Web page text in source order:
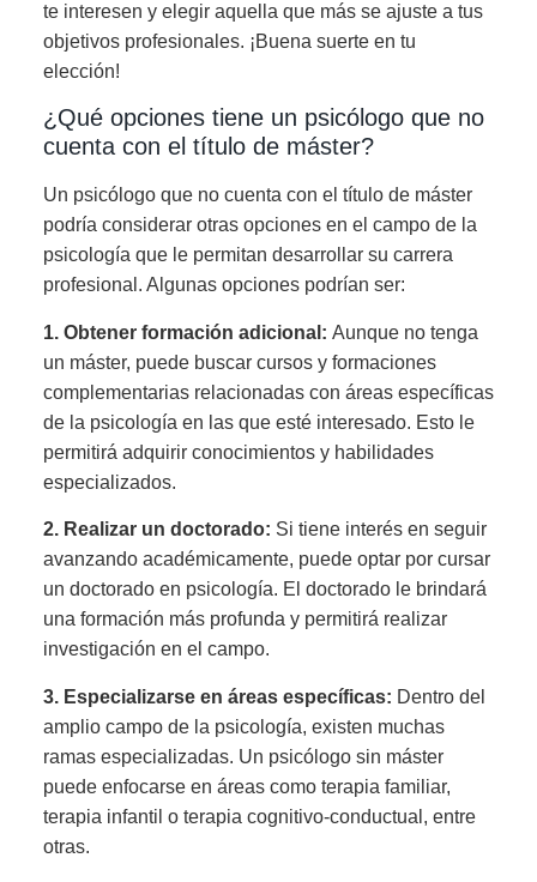
te interesen y elegir aquella que más se ajuste a tus
objetivos profesionales. ¡Buena suerte en tu
elección!
¿Qué opciones tiene un psicólogo que no
cuenta con el título de máster?
Un psicólogo que no cuenta con el título de máster
podría considerar otras opciones en el campo de la
psicología que le permitan desarrollar su carrera
profesional. Algunas opciones podrían ser:
1. Obtener formación adicional: Aunque no tenga
un máster, puede buscar cursos y formaciones
complementarias relacionadas con áreas específicas
de la psicología en las que esté interesado. Esto le
permitirá adquirir conocimientos y habilidades
especializados.
2. Realizar un doctorado: Si tiene interés en seguir
avanzando académicamente, puede optar por cursar
un doctorado en psicología. El doctorado le brindará
una formación más profunda y permitirá realizar
investigación en el campo.
3. Especializarse en áreas específicas: Dentro del
amplio campo de la psicología, existen muchas
ramas especializadas. Un psicólogo sin máster
puede enfocarse en áreas como terapia familiar,
terapia infantil o terapia cognitivo-conductual, entre
otras.